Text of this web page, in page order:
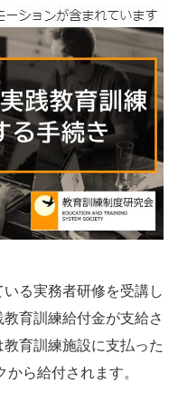
る実務者研修を受講し
育訓練給付金が支給さ
育訓練施設に支払った
ら給付されます。